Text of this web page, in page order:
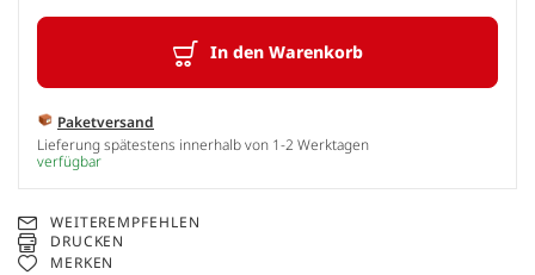
In den Warenkorb
Paketversand
Lieferung spätestens innerhalb von 1-2 Werktagen
verfügbar
WEITEREMPFEHLEN
DRUCKEN
MERKEN